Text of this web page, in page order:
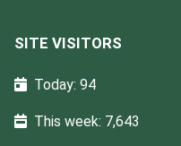
SITE VISITORS
Today: 94
This week: 7,643